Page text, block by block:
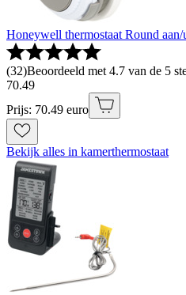
Honeywell thermostaat Round
(32)Beoordeeld met 4.7 van de 5
70.49
Prijs: 70.49 euro
Bekijk alles in kamerthermostaat